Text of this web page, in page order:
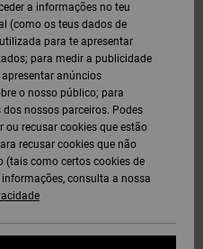
a informações no teu
(como os teus dados de
para te apresentar
para medir a publicidade
anúncios
o nosso público; para
nossos parceiros. Podes
recusar cookies que estão
recusar cookies que não
(tais como certos cookies de
consulta a nossa